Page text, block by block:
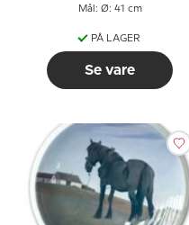
Mål: Ø: 41 cm
PÅ LAGER
Se vare